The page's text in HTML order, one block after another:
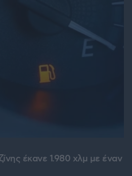
έκανε 1.980 χλμ με έναν